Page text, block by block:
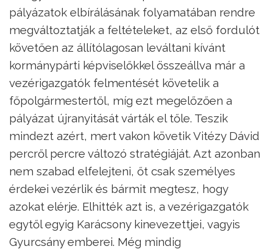
pályázatok elbírálásának folyamatában rendre
megváltoztatják a feltételeket, az első fordulót
követően az állítólagosan leváltani kívánt
kormánypárti képviselőkkel összeállva már a
vezérigazgatók felmentését követelik a
főpolgármestertől, míg ezt megelőzően a
pályázat újranyitását várták el tőle. Teszik
mindezt azért, mert vakon követik Vitézy Dávid
percről percre változó stratégiáját. Azt azonban
nem szabad elfelejteni, őt csak személyes
érdekei vezérlik és bármit megtesz, hogy
azokat elérje. Elhitték azt is, a vezérigazgatók
egytől egyig Karácsony kinevezettjei, vagyis
Gyurcsány emberei. Még mindig